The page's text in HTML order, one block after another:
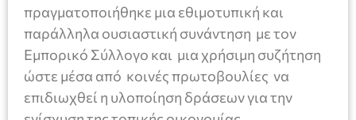
πραγματοποιήθηκε μια εθιμοτυπική και
παράλληλα ουσιαστική συνάντηση με τον
Εμπορικό Σύλλογο και μια χρήσιμη συζήτηση
ώστε μέσα από κοινές πρωτοβουλίες να
επιδιωχθεί η υλοποίηση δράσεων για την